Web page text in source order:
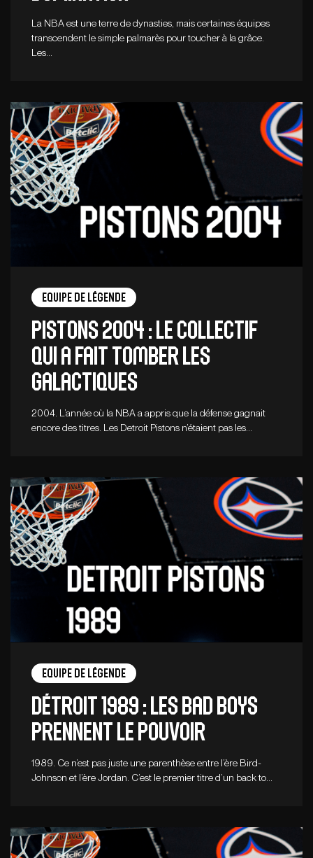
La NBA est une terre de dynasties, mais certaines équipes
transcendent le simple palmarès pour toucher à la grâce.
Les…
Equipe de légende
PISTONS 2004 : Le collectif
qui a fait tomber les
galactiques
2004. L’année où la NBA a appris que la défense gagnait
encore des titres. Les Detroit Pistons n’étaient pas les…
Equipe de légende
DÉTROIT 1989 : LES BAD BOYS
PRENNENT LE POUVOIR
1989. Ce n’est pas juste une parenthèse entre l’ère Bird-
Johnson et l’ère Jordan. C’est le premier titre d’un back to…